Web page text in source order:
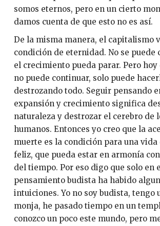
somos eternos, pero en un cierto
damos cuenta de que esto no es así.
De la misma manera, el capitalismo
condición de eternidad. No se puede
el crecimiento pueda parar. Pero
no puede continuar, solo puede
destrozando todo. Seguir pensando
expansión y crecimiento significa
naturaleza y destrozar el cerebro de
humanos. Entonces yo creo que la
muerte es la condición para una vida
feliz, que pueda estar en armonía
del tiempo. Por eso digo que solo en
pensamiento budista ha habido
intuiciones. Yo no soy budista, tengo
monja, he pasado tiempo en un
conozco un poco este mundo, pero